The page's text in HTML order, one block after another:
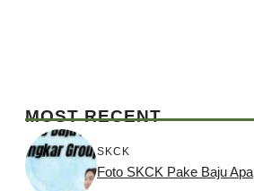
MOST RECENT
SKCK
Foto SKCK Pake Baju Apa